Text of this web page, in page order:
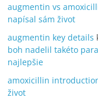
augmentin vs
napísal sám život
augmentin key details
boh nadelil takéto
najlepšie
amoxicillin
život